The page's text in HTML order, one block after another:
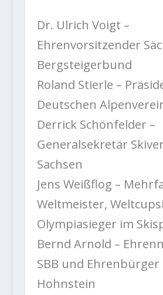
Dr. Ulrich Voigt –
Ehrenvorsitzender
Bergsteigerbund
Roland Stierle –
Deutschen
Derrick Schönfelder –
Generalsekretär
Sachsen
Jens Weißflog –
Weltmeister,
Olympiasieger im
Bernd Arnold –
SBB und Ehrenbürger
Hohnstein